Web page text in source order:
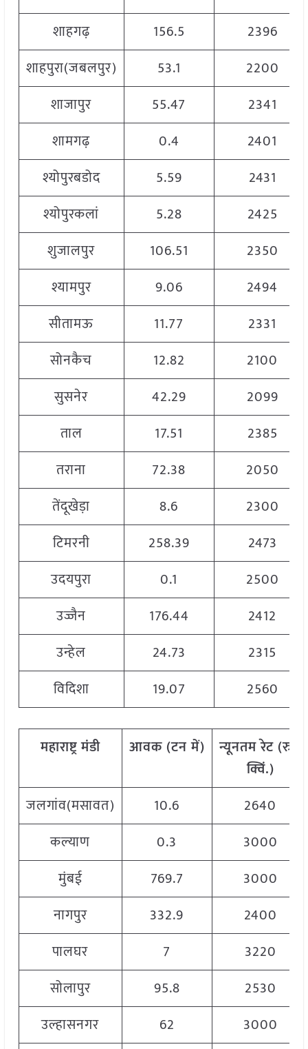
शाहगढ़
156.5
2396
शाहपुरा(जबलपुर)
53.1
2200
शाजापुर
55.47
2341
शामगढ़
0.4
2401
श्योपुरबडोद
5.59
2431
श्योपुरकलां
5.28
2425
शुजालपुर
106.51
2350
श्यामपुर
9.06
2494
सीतामऊ
11.77
2331
सोनकैच
12.82
2100
सुसनेर
42.29
2099
ताल
17.51
2385
तराना
72.38
2050
तेंदूखेड़ा
8.6
2300
टिमरनी
258.39
2473
उदयपुरा
0.1
2500
उज्जैन
176.44
2412
उन्हेल
24.73
2315
विदिशा
19.07 2560
महाराष्ट्रमंडी आवक(टनमें) न्यूनतमरेट(रु
क्विं.)
जलगांव(मसावत)
10.6
2640
कल्याण
0.3
3000
मुंबई
769.7
3000
नागपुर
332.9
2400
पालघर
7
3220
सोलापुर
95.8
2530
उल्हासनगर
62
3000